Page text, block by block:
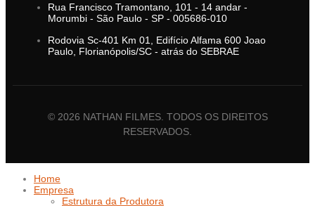
Rua Francisco Tramontano, 101 - 14 andar -
Morumbi - São Paulo - SP - 005686-010
Rodovia Sc-401 Km 01, Edifício Alfama 600 Joao
Paulo, Florianópolis/SC - atrás do SEBRAE
© 2026 NATHAN FILMES. TODOS OS DIREITOS
RESERVADOS.
Home
Empresa
Estrutura da Produtora